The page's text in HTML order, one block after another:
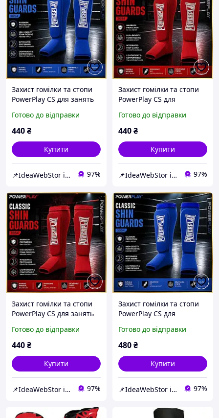
Захист гомілки та стопи
PowerPlay CS для занять
кікбоксингом Сині розмір
L
Готово до відправки
440₴
Купити
📌IdeaWebStor інтернет-магазин товарів для спорту 97%
Захист гомілки та стопи
PowerPlay CS для
розмір M
Готово до відправки
440₴
Купити
📌IdeaWebStor інтернет-магазин товарів для спорту 97%
Захист гомілки та стопи
PowerPlay CS для занять
кікбоксингом червоні
розмір L
Готово до відправки
440₴
Купити
📌IdeaWebStor інтернет-магазин товарів для спорту 97%
Захист гомілки та стопи
PowerPlay CS для
M
Готово до відправки
480₴
Купити
📌IdeaWebStor інтернет-магазин товарів для спорту 97%